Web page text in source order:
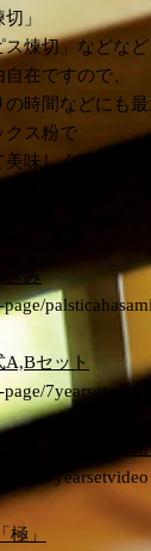
」
煉切」などなど
在ですので、
時間などにも最
クス粉で
味しく楽しく
けましたら幸
さみ
palsticahasami
セット
7yearset
ト「月影＆星
7yearsetvideo
」